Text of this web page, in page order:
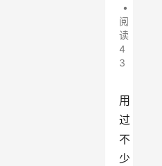
•
阅
读
4
3
用
过
不
少